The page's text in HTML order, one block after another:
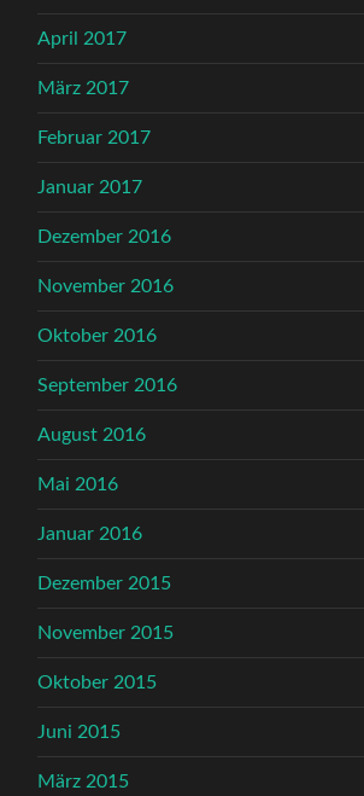
April 2017
März 2017
Februar 2017
Januar 2017
Dezember 2016
November 2016
Oktober 2016
September 2016
August 2016
Mai 2016
Januar 2016
Dezember 2015
November 2015
Oktober 2015
Juni 2015
März 2015